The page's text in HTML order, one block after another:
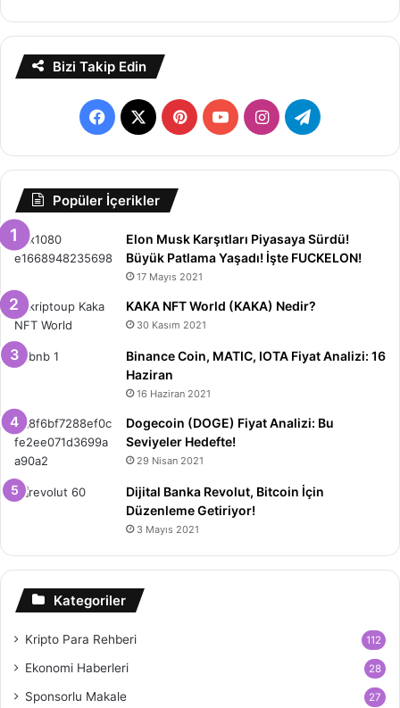
Bizi Takip Edin
Facebook
X PinterestYouTubeInstagramTelegram
Popüler İçerikler
Elon Musk Karşıtları Piyasaya Sürdü!
Büyük Patlama Yaşadı! İşte FUCKELON!
17 Mayıs 2021
KAKA NFT World (KAKA) Nedir?
30 Kasım 2021
Binance Coin, MATIC, IOTA Fiyat Analizi: 16
Haziran
16 Haziran 2021
Dogecoin (DOGE) Fiyat Analizi: Bu
Seviyeler Hedefte!
29 Nisan 2021
Dijital Banka Revolut, Bitcoin İçin
Düzenleme Getiriyor!
3 Mayıs 2021
Kategoriler
Kripto Para Rehberi 112
Ekonomi Haberleri 28
Sponsorlu Makale 27